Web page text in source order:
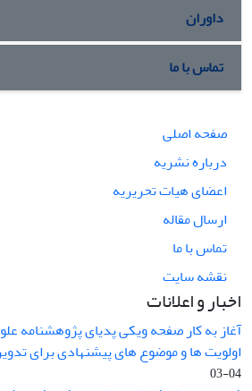
داوران
تماس با ما
صفحه اصلی
درباره نشریه
اعضای هیات تحریریه
ارسال مقاله
تماس با ما
نقشه سایت
اخبار و اعلانات
آغاز به کار صفحه ویکی پدیای پژوهشنامه
اولویت ها و موضوع های پیشنهادی برای
04-03